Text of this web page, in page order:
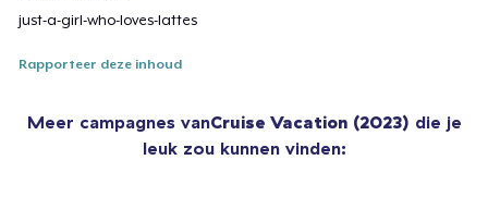
just-a-girl-who-loves-lattes
Rapporteer deze inhoud
Meer campagnes vanCruise Vacation (2023) die je
leuk zou kunnen vinden: